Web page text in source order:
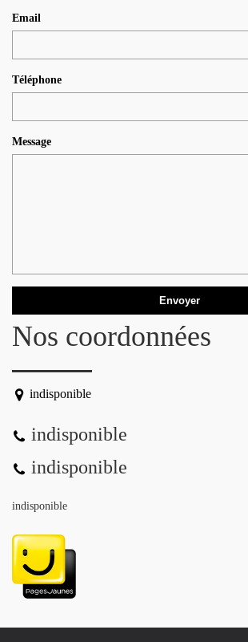
Email
Téléphone
Message
Nos coordonnées
indisponible
indisponible
indisponible
indisponible